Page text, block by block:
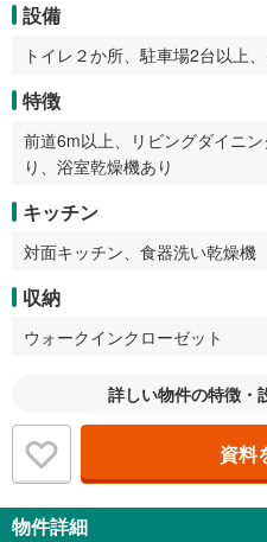
設備
トイレ２か所、駐車場2台以上
特徴
前道6m以上、リビングダイニ
り、浴室乾燥機あり
キッチン
対面キッチン、食器洗い乾燥機
収納
ウォークインクローゼット
詳しい物件の特徴・
資料
物件詳細